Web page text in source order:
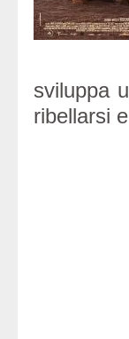
sviluppa
ribellarsi